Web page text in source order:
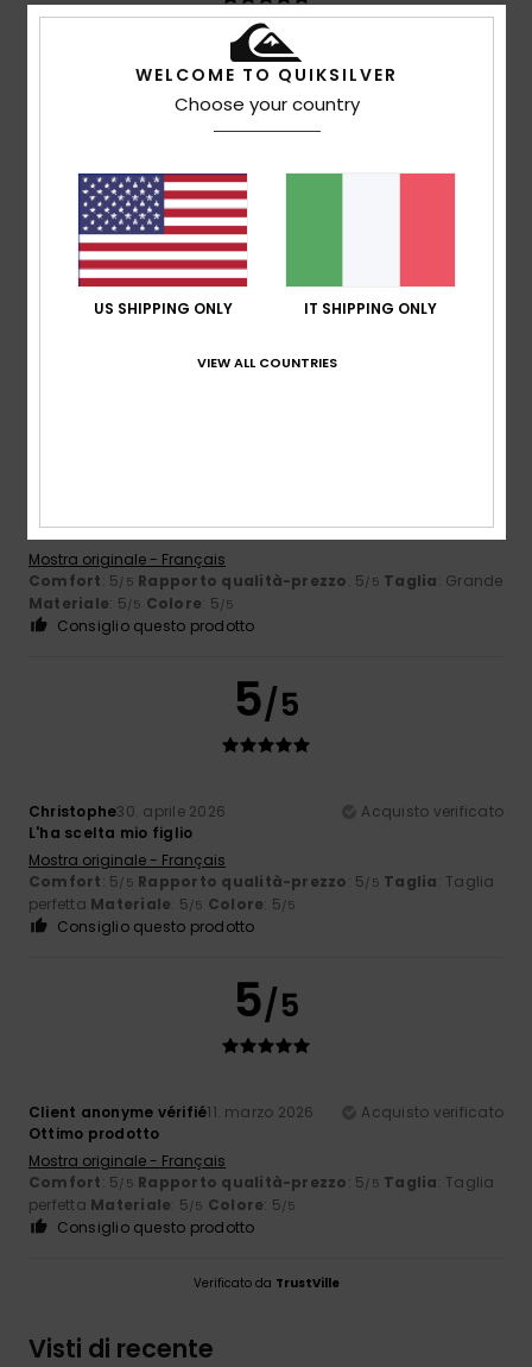
Rapporto qualità-prezzo
5.0
Troppo piccoloTroppo grande
Colore
Prodotto molto comodo da indossare
Mostra originale - Français
Comfort: 5/5 Rapporto qualità-prezzo: 5/5 Taglia: Grande
Materiale: 5/5 Colore: 5/5
Consiglio questo prodotto
5/5
Christophe30. aprile 2026
Acquisto verificato
L'ha scelta mio figlio
Mostra originale - Français
Comfort: 5/5 Rapporto qualità-prezzo: 5/5 Taglia: Taglia
perfetta Materiale: 5/5 Colore: 5/5
Consiglio questo prodotto
5/5
Client anonyme vérifié11. marzo 2026
Acquisto verificato
Ottimo prodotto
Mostra originale - Français
Comfort: 5/5 Rapporto qualità-prezzo: 5/5 Taglia: Taglia
perfetta Materiale: 5/5 Colore: 5/5
Consiglio questo prodotto
Verificato da TrustVille
Visti di recente
WELCOME TO QUIKSILVER
Choose your country
US SHIPPING ONLY IT SHIPPING ONLY
VIEW ALL COUNTRIES